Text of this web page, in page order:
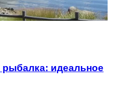
рыбалка: идеальное